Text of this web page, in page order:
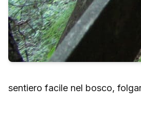
sentiero facile nel bosco,